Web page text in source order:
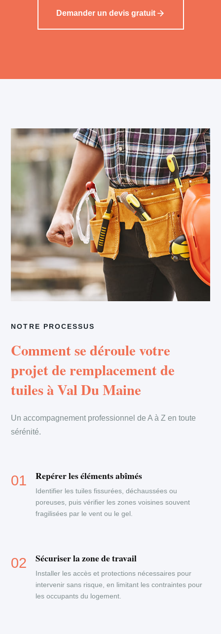
Demander un devis gratuit
NOTRE PROCESSUS
Comment se déroule votre
projet de remplacement de
tuiles à Val Du Maine
Un accompagnement professionnel de A à Z en toute
sérénité.
Repérer les éléments abîmés
Identifier les tuiles fissurées, déchaussées ou
poreuses, puis vérifier les zones voisines souvent
fragilisées par le vent ou le gel.
Sécuriser la zone de travail
Installer les accès et protections nécessaires pour
intervenir sans risque, en limitant les contraintes pour
les occupants du logement.